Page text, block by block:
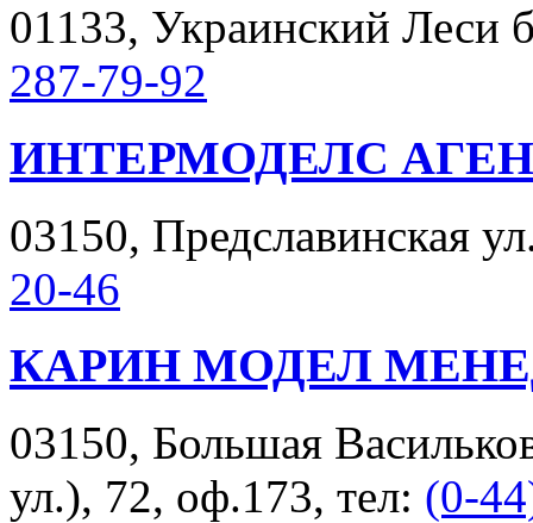
01133, Украинский Леси
287-79-92
ИНТЕРМОДЕЛС
03150, Предславинская
20-46
КАРИН МОДЕЛ
03150, Большая
ул.), 72, оф.173, тел: (0-